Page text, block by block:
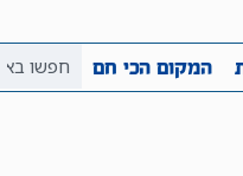
המקום הכי חם
העין השביעית